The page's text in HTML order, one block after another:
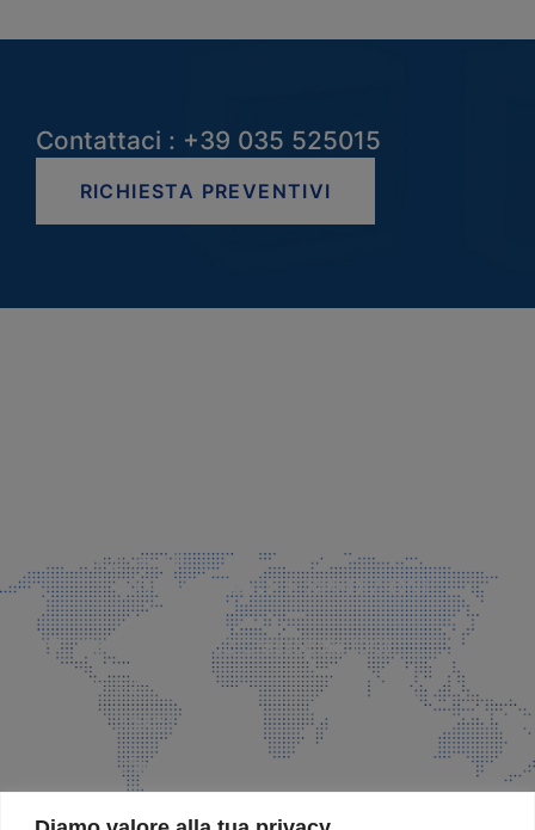
Contattaci : +39 035 525015
RICHIESTA PREVENTIVI
info@faeg.it
COMMERCIALE E SPEDIZIONI
Via Padre Elzi, 32 Grassobbio (BG)
035 525015
035 335037
info@faeg.it
SITE MAP